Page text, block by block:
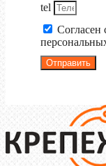
tel
Согласен
Отправить